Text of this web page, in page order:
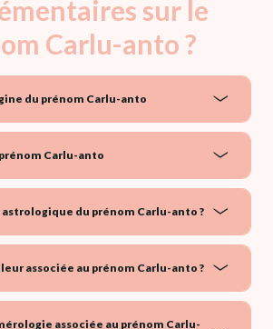
sur le
Carlu-anto ?
du prénom Carlu-anto
Carlu-anto
du prénom Carlu-anto ?
associée au prénom Carlu-anto ?
associée au prénom Carlu-